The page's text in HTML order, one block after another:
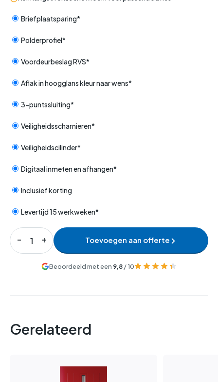
Briefplaatsparing*
Polderprofiel*
Voordeurbeslag RVS*
Aflak in hoogglans kleur naar wens*
3-puntssluiting*
Veiligheidsscharnieren*
Veiligheidscilinder*
Digitaal inmeten en afhangen*
Inclusief korting
Levertijd 15 werkweken*
Toevoegen aan offerte
Beoordeeld met een 9,8/ 10
Gerelateerd